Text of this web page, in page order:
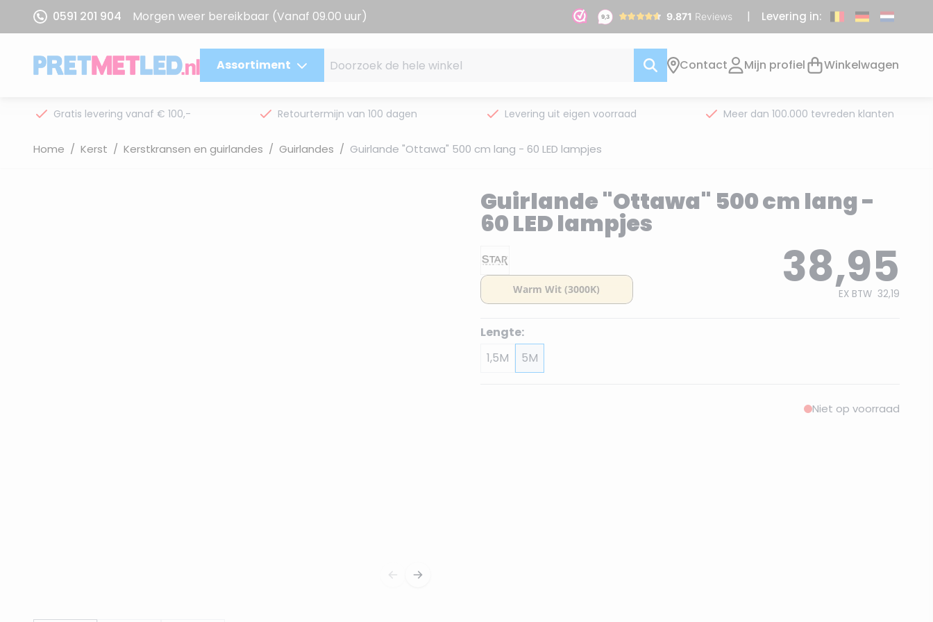
Ga naar de inhoud
0591 201 904 Morgen weer bereikbaar (Vanaf 09.00 uur) Levering in:
Assortiment Contact Mijn profiel Winkelwagen
Gratis levering vanaf € 100,- Retourtermijn van 100 dagen Levering uit eigen voorraad Meer dan 100.000 tevreden klanten
Home / Kerst / Kerstkransen en guirlandes / Guirlandes / Guirlande "Ottawa" 500 cm lang - 60 LED lampjes
Guirlande "Ottawa" 500 cm lang -
60 LED lampjes
38,95
EX BTW 32,19
Lengte:
1,5M
5M
Niet op voorraad